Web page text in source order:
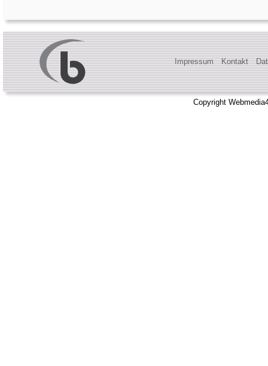
Impressum Kontakt
Copyright